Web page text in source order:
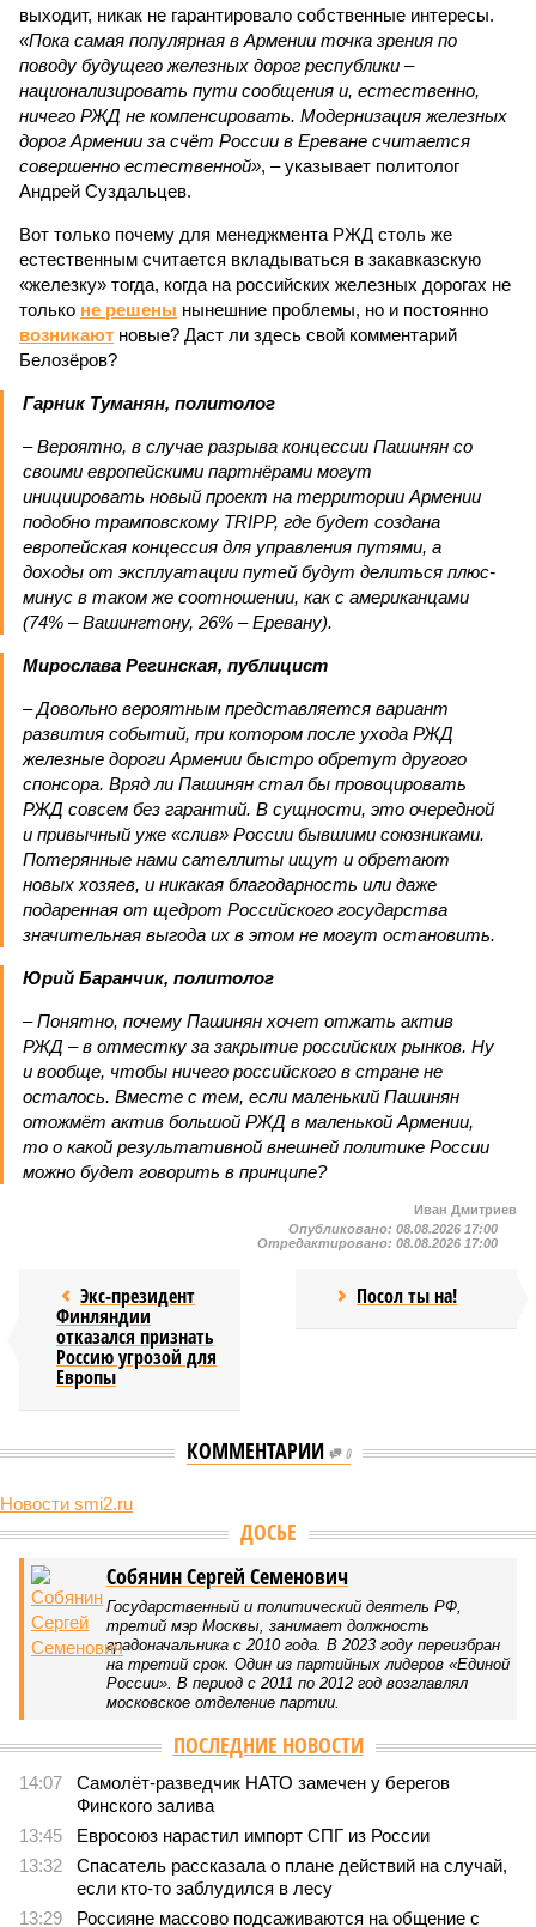
выходит, никак не гарантировало собственные интересы.
«Пока самая популярная в Армении точка зрения по
поводу будущего железных дорог рес­публики –
национализировать пути сообщения и, естественно,
ничего РЖД не компенсировать. Модернизация железных
дорог Армении за счёт России в Ереване считается
совершенно естественной», – указывает политолог
Андрей Суздальцев.
Вот только почему для менеджмента РЖД столь же
естественным считается вкладываться в закавказскую
«железку» тогда, когда на российских железных дорогах не
только не решены нынешние проблемы, но и постоянно
возникают новые? Даст ли здесь свой комментарий
Белозёров?
Гарник Туманян, политолог
– Вероятно, в случае разрыва концессии Пашинян со
своими европейскими партнёрами могут
инициировать новый проект на территории Армении
подобно трамповскому TRIPP, где будет создана
европейская концессия для управления путями, а
доходы от эксплуатации путей будут делиться плюс-
минус в таком же соотношении, как с американцами
(74% – Вашингтону, 26% – Еревану).
Мирослава Регинская, публицист
– Довольно вероятным представляется вариант
развития событий, при котором после ухода РЖД
железные дороги Армении быстро обретут другого
спонсора. Вряд ли Пашинян стал бы провоцировать
РЖД совсем без гарантий. В сущности, это очередной
и привычный уже «слив» России бывшими союзниками.
Потерянные нами сателлиты ищут и обретают
новых хозяев, и никакая благодарность или даже
подаренная от щедрот Российского государства
значительная выгода их в этом не могут остановить.
Юрий Баранчик, политолог
– Понятно, почему Пашинян хочет отжать актив
РЖД – в отместку за закрытие российских рынков. Ну
и вообще, чтобы ничего российского в стране не
осталось. Вместе с тем, если маленький Пашинян
отожмёт актив большой РЖД в маленькой Армении,
то о какой результативной внешней политике России
можно будет говорить в принципе?
Иван Дмитриев
Опубликовано: 08.08.2026 17:00
Отредактировано: 08.08.2026 17:00
Экс-президент
Финляндии
отказался признать
Россию угрозой для
Европы
Посол ты на!
КОММЕНТАРИИ 0
Новости smi2.ru
В нескольких станциях от уже сданного
«Сказочного леса» пайщики ЖК «Станция Л» продолжают ждать от
компании Capital Group начала реальной достройки
В нескольких станциях от уже сданного «Сказочного
леса» пайщики ЖК «Станция Л» продолжают ждать от
компании Capital Group начала реальной достройки
«Станция ожидания» для дольщиков
«Станция Л» продолжают ждать от компании Capital Group начала
реальной достройки (изображение сгенерировано ИИ)